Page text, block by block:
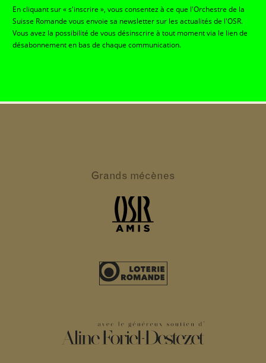
En cliquant sur « s'inscrire », vous consentez à ce que l'Orchestre de la
Suisse Romande vous envoie sa newsletter sur les actualités de l'OSR.
Vous avez la possibilité de vous désinscrire à tout moment via le lien de
désabonnement en bas de chaque communication.
Grands mécènes